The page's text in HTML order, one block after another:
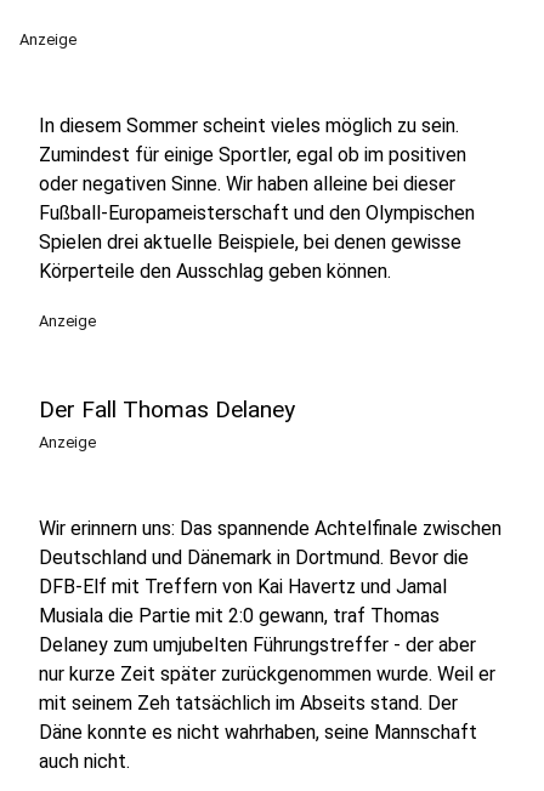
Anzeige
In diesem Sommer scheint vieles möglich zu sein.
Zumindest für einige Sportler, egal ob im positiven
oder negativen Sinne. Wir haben alleine bei dieser
Fußball-Europameisterschaft und den Olympischen
Spielen drei aktuelle Beispiele, bei denen gewisse
Körperteile den Ausschlag geben können.
Anzeige
Der Fall Thomas Delaney
Anzeige
Wir erinnern uns: Das spannende Achtelfinale zwischen
Deutschland und Dänemark in Dortmund. Bevor die
DFB-Elf mit Treffern von Kai Havertz und Jamal
Musiala die Partie mit 2:0 gewann, traf Thomas
Delaney zum umjubelten Führungstreffer - der aber
nur kurze Zeit später zurückgenommen wurde. Weil er
mit seinem Zeh tatsächlich im Abseits stand. Der
Däne konnte es nicht wahrhaben, seine Mannschaft
auch nicht.